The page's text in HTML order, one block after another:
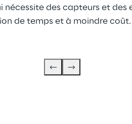
des capteurs et
de temps et à moindre coût.